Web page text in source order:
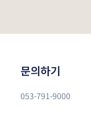
문의하기
053-791-9000